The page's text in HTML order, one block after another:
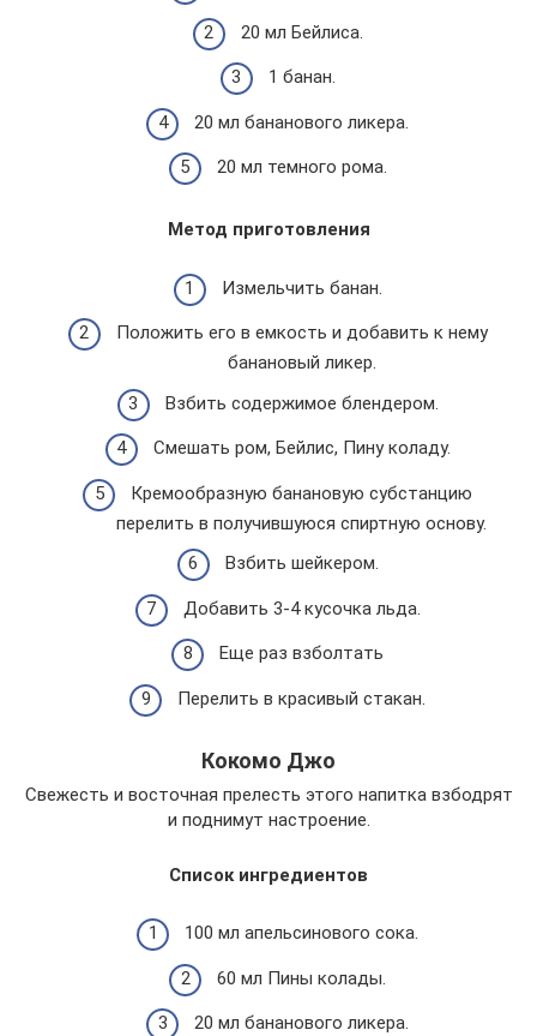
20 мл Бейлиса.
1 банан.
20 мл бананового ликера.
20 мл темного рома.
Метод приготовления
Измельчить банан.
Положить его в емкость и добавить к нему
банановый ликер.
Взбить содержимое блендером.
Смешать ром, Бейлис, Пину коладу.
Кремообразную банановую субстанцию
перелить в получившуюся спиртную основу.
Взбить шейкером.
Добавить 3-4 кусочка льда.
Еще раз взболтать
Перелить в красивый стакан.
Кокомо Джо
Свежесть и восточная прелесть этого напитка взбодрят
и поднимут настроение.
Список ингредиентов
100 мл апельсинового сока.
60 мл Пины колады.
20 мл бананового ликера.